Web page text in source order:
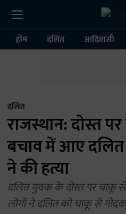
होम दलित आदिवासी
दलित
राजस्थान: दोस्त
बचाव में आए
ने की हत्या
दलित युवक के दोस्त पर चाकू
लोगों ने दलित को चाकू से